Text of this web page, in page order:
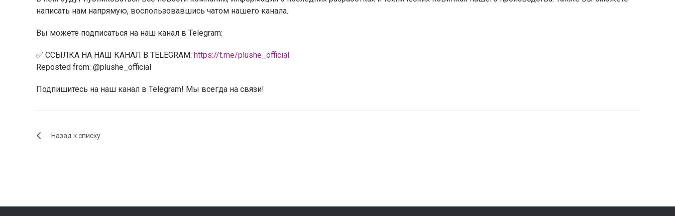
написать нам напрямую, воспользовавшись чатом нашего канала.
Вы можете подписаться на наш канал в Telegram:
✅ ССЫЛКА НА НАШ КАНАЛ В TELEGRAM: https://t.me/plushe_official
Reposted from: @plushe_official
Подпишитесь на наш канал в Telegram! Мы всегда на связи!
Назад к списку